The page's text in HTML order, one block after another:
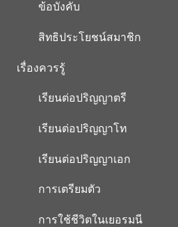
ข้อบังคับ
สิทธิประโยชน์สมาชิก
เรื่องควรรู้
เรียนต่อปริญญาตรี
เรียนต่อปริญญาโท
เรียนต่อปริญญาเอก
การเตรียมตัว
การใช้ชีวิตในเยอรมนี